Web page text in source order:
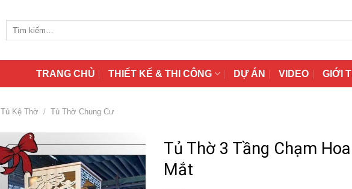
TRANG CHỦ THIẾT KẾ & THI CÔNG DỰ ÁN VIDEO GIỚI
Tủ Kệ Thờ / Tủ Thờ Chung Cư
Tủ Thờ 3 Tầng Chạm
Mắt